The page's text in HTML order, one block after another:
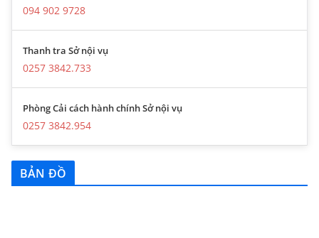
094 902 9728
Thanh tra Sở nội vụ
0257 3842.733
Phòng Cải cách hành chính Sở nội vụ
0257 3842.954
BẢN ĐỒ